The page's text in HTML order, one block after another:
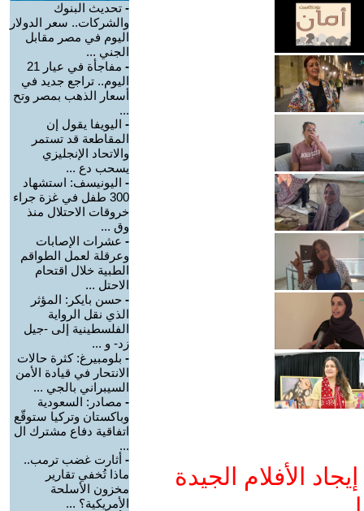
الأفلام الجيدة
- تحديث البنوك
والشركات.. سعر الدولار
اليوم في مصر مقابل
الجني ...
-
مفاجأة في عيار 21
اليوم.. تراجع جديد في
أسعار الذهب بمصر وتح
...
- اليويفا يقول إن
المقاطعة قد تستمر
والاتحاد الإنجليزي
يسحب دع ...
- اليونيسف: استشهاد
300 طفل في غزة جراء
خروقات الاحتلال منذ
وق ...
- عشرات الإصابات
وعرقلة لعمل الطواقم
الطبية خلال اقتحام
الاحتل ...
- حسن بايكر: المؤثر
الذي نقل الرواية
الفلسطينية إلى -جيل
زد- و ...
- بلومبيرغ: كثرة حالات
الانتحار في قيادة الأمن
السيبراني بالجي ...
- مصادر: السعودية
وباكستان وتركيا ستوقّع
اتفاقية دفاع مشترك ال
...
- أثارت غضب ترمب..
ماذا تُخفي تقارير
مخزون الأسلحة
الأمريكية؟ ...